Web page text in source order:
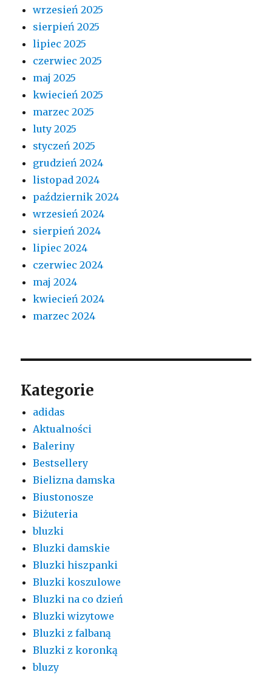
wrzesień 2025
sierpień 2025
lipiec 2025
czerwiec 2025
maj 2025
kwiecień 2025
marzec 2025
luty 2025
styczeń 2025
grudzień 2024
listopad 2024
październik 2024
wrzesień 2024
sierpień 2024
lipiec 2024
czerwiec 2024
maj 2024
kwiecień 2024
marzec 2024
Kategorie
adidas
Aktualności
Baleriny
Bestsellery
Bielizna damska
Biustonosze
Biżuteria
bluzki
Bluzki damskie
Bluzki hiszpanki
Bluzki koszulowe
Bluzki na co dzień
Bluzki wizytowe
Bluzki z falbaną
Bluzki z koronką
bluzy